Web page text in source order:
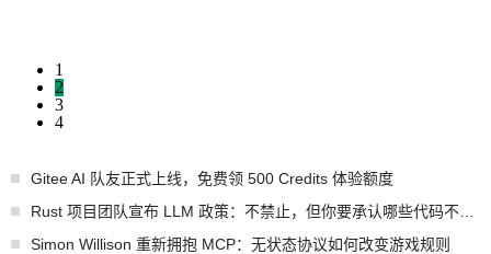
1
2
3
4
Gitee AI 队友正式上线，免费领 500 Credits 体验额度
Simon Willison 重新拥抱 MCP：无状态协议如何改变游戏规则